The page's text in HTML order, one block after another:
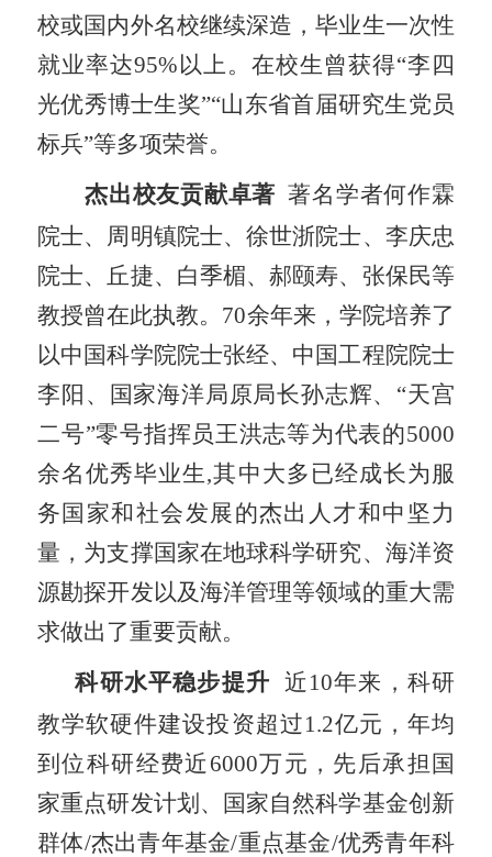
校或国内外名校继续深造，毕业生一次性
就业率达95% 以上。在校生曾获得“李四
光优秀博士生奖”“山东省首届研究生党员
标兵”等多项荣誉。
杰出校友贡献卓著 著名学者何作霖
院士、周明镇院士、徐世浙院士、李庆忠
院士、丘捷、白季楣、郝颐寿、张保民等
教授曾在此执教。 70余年来，学院培养了
以中国科学院院士张经、中国工程院院士
李阳、国家海洋局原局长孙志辉、“天宫
二号”零号指挥员王洪志等为代表的5000
余名优秀毕业生,其中大多已经成长为服
务国家和社会发展的杰出人才和中坚力
量，为支撑国家在地球科学研究、海洋资
源勘探开发以及海洋管理等领域的重大需
求做出了重要贡献。
科研水平稳步提升 近10年来，科研
教学软硬件建设投资超过1.2亿元，年均
到位科研经费近6000万元，先后承担国
家重点研发计划、国家自然科学基金创新
群体/杰出青年基金/重点基金/优秀青年科